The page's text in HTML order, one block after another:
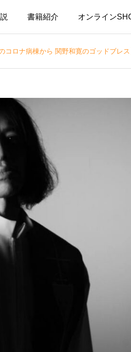
書籍紹介 オンライン
ロナ病棟から 関野和寛のゴッドブレス